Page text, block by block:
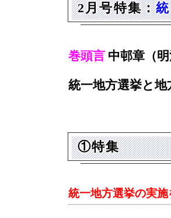
2月号特集：
巻頭言 中邨章（明
統一地方選挙と地
①特集
統一地方選挙の実